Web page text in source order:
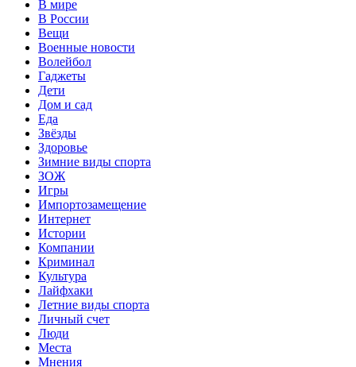
В мире
В России
Вещи
Военные новости
Волейбол
Гаджеты
Дети
Дом и сад
Еда
Звёзды
Здоровье
Зимние виды спорта
ЗОЖ
Игры
Импортозамещение
Интернет
Истории
Компании
Криминал
Культура
Лайфхаки
Летние виды спорта
Личный счет
Люди
Места
Мнения